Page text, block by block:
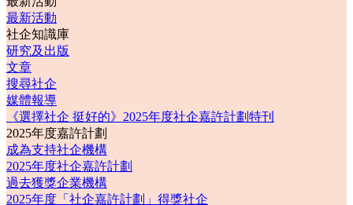
最新活動
社企知識庫
研究及出版
文章
搜尋社企
媒體報導
《選擇社企 挺好的》2025年度社企嘉許計劃特刊
2025年度嘉許計劃
成為支持社企機構
2025年度社企嘉許計劃
過去獲獎企業機構
2025年度「社企嘉許計劃」得獎社企